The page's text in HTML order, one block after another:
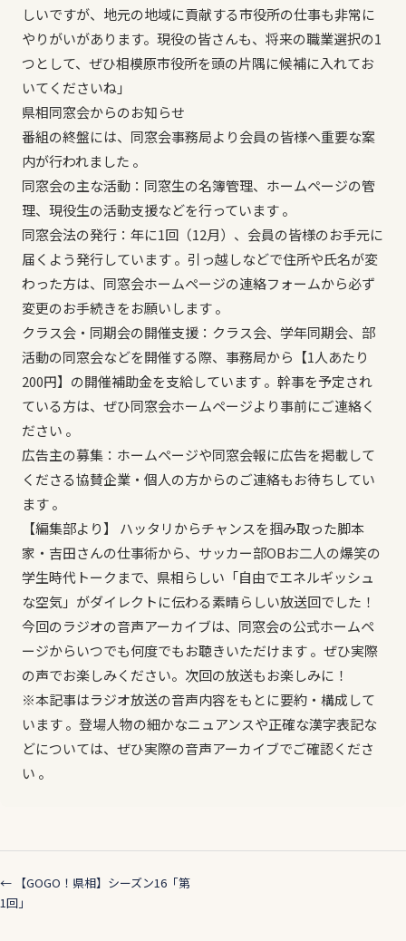
しいですが、地元の地域に貢献する市役所の仕事も非常に
やりがいがあります。現役の皆さんも、将来の職業選択の1
つとして、ぜひ相模原市役所を頭の片隅に候補に入れてお
いてくださいね」
県相同窓会からのお知らせ
番組の終盤には、同窓会事務局より会員の皆様へ重要な案
内が行われました 。
同窓会の主な活動：同窓生の名簿管理、ホームページの管
理、現役生の活動支援などを行っています 。
同窓会法の発行：年に1回（12月）、会員の皆様のお手元に
届くよう発行しています 。引っ越しなどで住所や氏名が変
わった方は、同窓会ホームページの連絡フォームから必ず
変更のお手続きをお願いします 。
クラス会・同期会の開催支援：クラス会、学年同期会、部
活動の同窓会などを開催する際、事務局から【1人あたり
200円】の開催補助金を支給しています 。幹事を予定され
ている方は、ぜひ同窓会ホームページより事前にご連絡く
ださい 。
広告主の募集：ホームページや同窓会報に広告を掲載して
くださる協賛企業・個人の方からのご連絡もお待ちしてい
ます 。
【編集部より】 ハッタリからチャンスを掴み取った脚本
家・吉田さんの仕事術から、サッカー部OBお二人の爆笑の
学生時代トークまで、県相らしい「自由でエネルギッシュ
な空気」がダイレクトに伝わる素晴らしい放送回でした！
今回のラジオの音声アーカイブは、同窓会の公式ホームペ
ージからいつでも何度でもお聴きいただけます 。ぜひ実際
の声でお楽しみください。次回の放送もお楽しみに！
※本記事はラジオ放送の音声内容をもとに要約・構成して
います 。登場人物の細かなニュアンスや正確な漢字表記な
どについては、ぜひ実際の音声アーカイブでご確認くださ
い 。
← 【GOGO！県相】シーズン16「第
1回」